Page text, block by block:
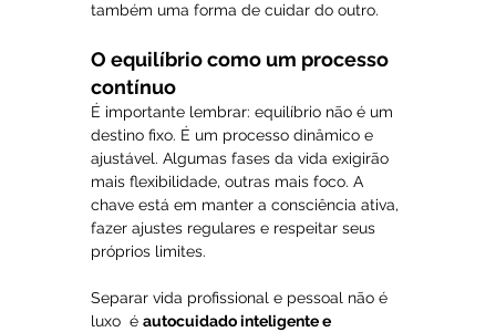
também uma forma de cuidar do outro.
O equilíbrio como um processo
contínuo
É importante lembrar: equilíbrio não é um
destino fixo. É um processo dinâmico e
ajustável. Algumas fases da vida exigirão
mais flexibilidade, outras mais foco. A
chave está em manter a consciência ativa,
fazer ajustes regulares e respeitar seus
próprios limites.
Separar vida profissional e pessoal não é
luxo  é autocuidado inteligente e